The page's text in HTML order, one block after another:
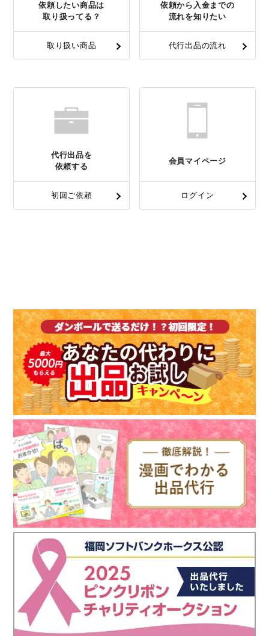
依頼したい商品は
取り扱ってる？
取り扱い商品
依頼から入金までの
流れを知りたい
代行出品の流れ
代行出品を
依頼する
初回ご依頼
会員マイページ
ログイン